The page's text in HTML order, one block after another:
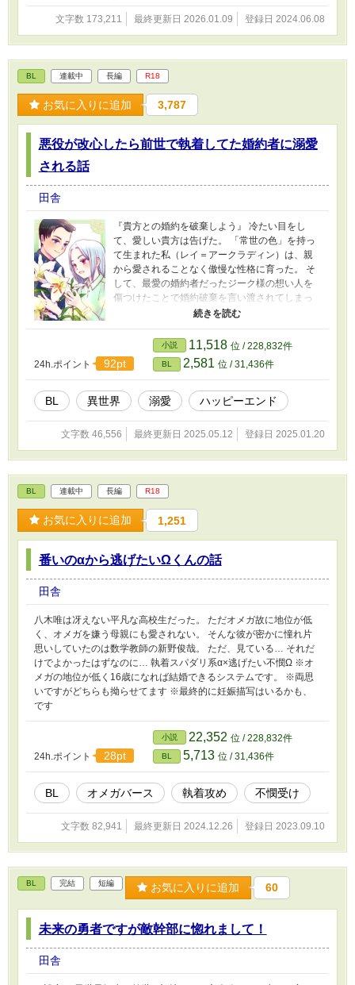
文字数 173,211 最終更新日 2026.01.09 登録日 2024.06.08
BL 連載中 長編 R18
お気に入りに追加 3,787
悪役が改心したら前世で執着してた婚約者に溺愛
される話
田舎
『貴方との婚約を破棄しよう』 冷たい目をし
て、愛しい貴方は告げた。 「常世の色」を持っ
て生まれた私（レイ＝アークラディン）は、親
から愛されることなく傲慢な性格に育った。 そ
して、最愛の婚約者だったジーク様の想い人を
傷つけたことで婚約破棄を言い渡されてしまっ
た。 お父様にも見限られて平民に落とされ、辿
った最期は悲惨なもので―――。 なのにベッド
の上で目を覚ますと、十歳の姿に戻ってい
た！？ 悪役だった前世の記憶を持つ受け（レ
イ）が改心した結果、かつて婚約破棄された相
手に溺愛される話。 【騎士団長の息子×すべてを
諦めて振り切った健気な受け】 2026/07/04 全
体的な大幅修正を行いました。
24h.ポイント 92pt
小説 11,518 位 / 228,832件
BL 2,581 位 / 31,436件
BL 異世界 溺愛 ハッピーエンド
文字数 46,556 最終更新日 2025.05.12 登録日 2025.01.20
BL 連載中 長編 R18
お気に入りに追加 1,251
番いのαから逃げたいΩくんの話
田舎
八木唯は冴えない平凡な高校生だった。 ただオメガ故に地位が低
く、オメガを嫌う母親にも愛されない。 そんな彼が密かに憧れ片
思いしていたのは数学教師の新野俊哉。 ただ、見ている… それだ
けでよかったはずなのに… 執着スパダリ系α×逃げたい不憫Ω ※オ
メガの地位が低く16歳になれば結婚できるシステムです。 ※両思
いですがどちらも拗らせてます ※最終的に妊娠描写はいるかも、
です
24h.ポイント 28pt
小説 22,352 位 / 228,832件
BL 5,713 位 / 31,436件
BL オメガバース 執着攻め 不憫受け
文字数 82,941 最終更新日 2024.12.26 登録日 2023.09.10
BL 完結 短編 お気に入りに追加 60
未来の勇者ですが敵幹部に惚れまして！
田舎